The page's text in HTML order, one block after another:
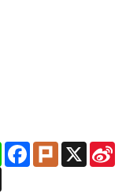
Line Facebook
Plurk X